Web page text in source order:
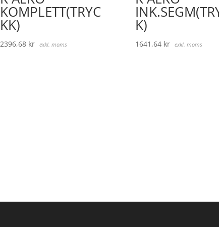
KOMPLETT(TRYC
KK)
2396,68 kr exkl. moms
K)
1641,64 kr exkl. moms